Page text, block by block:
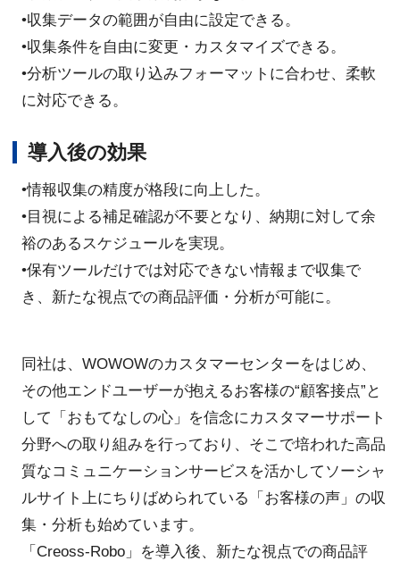
•収集データの範囲が自由に設定できる。
•収集条件を自由に変更・カスタマイズできる。
•分析ツールの取り込みフォーマットに合わせ、柔軟
に対応できる。
導入後の効果
•情報収集の精度が格段に向上した。
•目視による補足確認が不要となり、納期に対して余
裕のあるスケジュールを実現。
•保有ツールだけでは対応できない情報まで収集で
き、新たな視点での商品評価・分析が可能に。
同社は、WOWOWのカスタマーセンターをはじめ、
その他エンドユーザーが抱えるお客様の“顧客接点”と
して「おもてなしの心」を信念にカスタマーサポート
分野への取り組みを行っており、そこで培われた高品
質なコミュニケーションサービスを活かしてソーシャ
ルサイト上にちりばめられている「お客様の声」の収
集・分析も始めています。
「Creoss-Robo」を導入後、新たな視点での商品評